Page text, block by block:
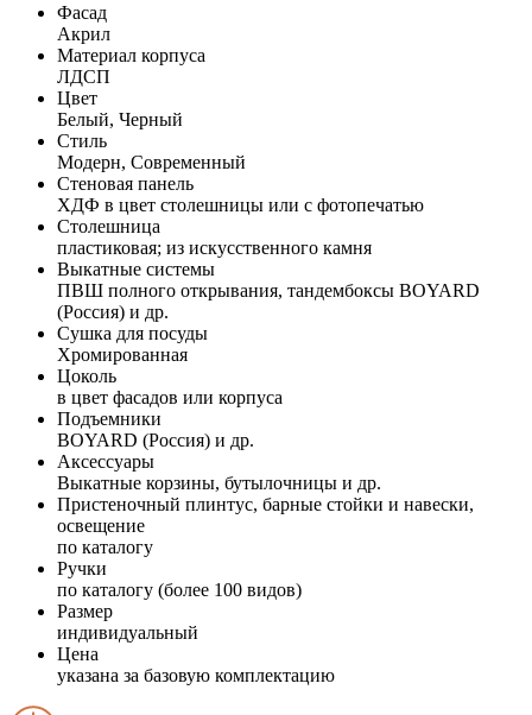
Фасад
Акрил
Материал корпуса
ЛДСП
Цвет
Белый, Черный
Стиль
Модерн, Современный
Стеновая панель
ХДФ в цвет столешницы или с фотопечатью
Столешница
пластиковая; из искусственного камня
Выкатные системы
ПВШ полного открывания, тандембоксы BOYARD
(Россия) и др.
Сушка для посуды
Хромированная
Цоколь
в цвет фасадов или корпуса
Подъемники
BOYARD (Россия) и др.
Аксессуары
Выкатные корзины, бутылочницы и др.
Пристеночный плинтус, барные стойки и навески,
освещение
по каталогу
Ручки
по каталогу (более 100 видов)
Размер
индивидуальный
Цена
указана за базовую комплектацию